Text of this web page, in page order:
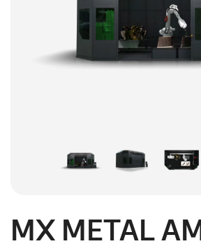
MX METAL AM